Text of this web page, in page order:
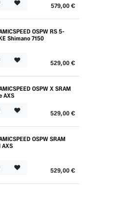
579,00€
OSPW RS 5-
Shimano 7150
529,00€
OSPW X SRAM
AXS
529,00€
OSPW SRAM
AXS
529,00€